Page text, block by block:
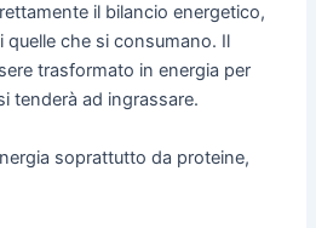
il bilancio energetico,
quelle che si consumano. Il
trasformato in energia per
tenderà ad ingrassare.
soprattutto da proteine,